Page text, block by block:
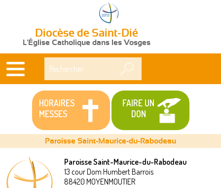
Diocèse de Saint-Dié
L'Église Catholique dans les Vosges
HORAIRES
MESSES
FAIRE UN
DON
Vous
Paroisse Saint-Maurice-du-Rabodeau
Paroisse Saint-Maurice-du-Rabodeau
13 cour Dom Humbert Barrois
88420 MOYENMOUTIER